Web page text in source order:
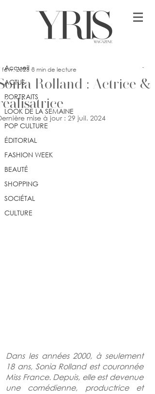
Accueil
ACTUS
PORTRAITS
LOOK DE LA SEMAINE
POP CULTURE
ÉDITORIAL
FASHION WEEK
BEAUTÉ
SHOPPING
SOCIÉTAL
CULTURE
Rolland : Actrice &
févr. 2023 8 min de lecture
mise à jour : 29 juil. 2024
Dans les années 2000, à seulement
18 ans, Sonia Rolland est couronnée
Miss France. Depuis, elle est devenue
une comédienne, productrice et